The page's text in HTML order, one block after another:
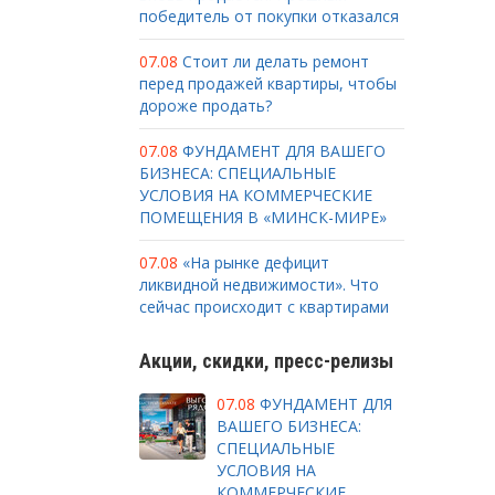
победитель от покупки отказался
07.08 Стоит ли делать ремонт
перед продажей квартиры, чтобы
дороже продать?
07.08 ФУНДАМЕНТ ДЛЯ ВАШЕГО
БИЗНЕСА: СПЕЦИАЛЬНЫЕ
УСЛОВИЯ НА КОММЕРЧЕСКИЕ
ПОМЕЩЕНИЯ В «МИНСК-МИРЕ»
07.08 «На рынке дефицит
ликвидной недвижимости». Что
сейчас происходит с квартирами
Акции, скидки, пресс-релизы
07.08 ФУНДАМЕНТ ДЛЯ
ВАШЕГО БИЗНЕСА:
СПЕЦИАЛЬНЫЕ
УСЛОВИЯ НА